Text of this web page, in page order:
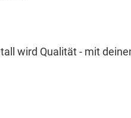
wird Qualität - mit